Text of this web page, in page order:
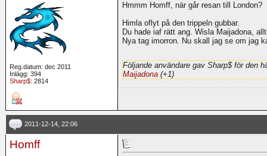
Reg.datum: dec 2011
Inlägg: 394
Sharp$: 2814
Hmmm Homff, när går resan till London?
Himla oflyt på den trippeln gubbar.
Du hade iaf rätt ang. Wisla Maijadona,
Nya tag imorron. Nu skall jag se om jag
Följande användare gav Sharp$ för den
Maijadona (+1)
2011-12-14, 22:06
Homff